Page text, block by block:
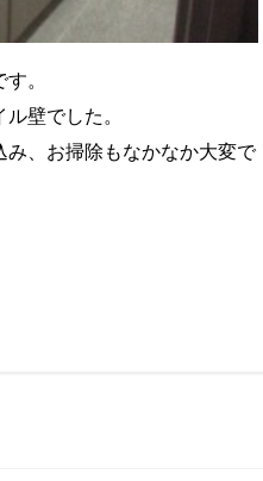
。
壁でした。
、お掃除もなかなか大変で